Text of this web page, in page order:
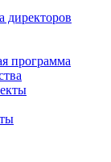
директоров
программа